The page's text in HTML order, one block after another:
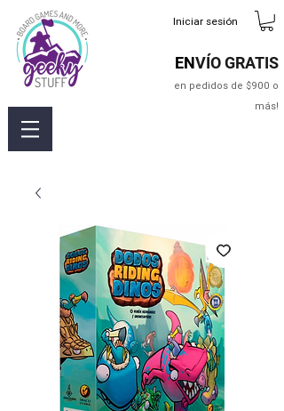
Iniciar sesión
ENVÍO GRATIS
en pedidos de $900 o
más!